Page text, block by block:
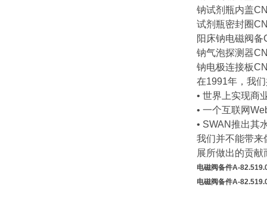
钠试剂瓶内盖
试剂瓶密封圈
阳床钠电磁阀
钠气泡探测器
钠电极连接板
在1991年，我
• 世界上实现商
• 一个互联网
• SWAN推出其
我们并不能带来
展所做出的贡
电磁阀备件A-
电磁阀备件A-